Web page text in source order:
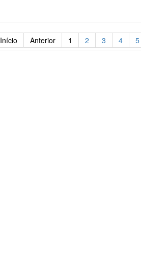
Início Anterior 1 2 3 4 5